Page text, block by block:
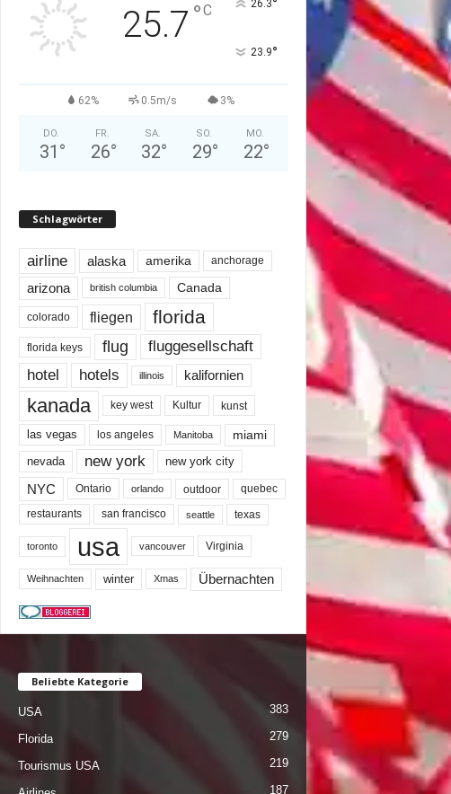
25.7 °C 26.3°
23.9°
62% 0.5m/s 3%
DO.
31 °
FR.
26°
SA.
32°
SO.
29°
MO.
22°
Schlagwörter
airline alaska amerika anchorage
arizona british columbia Canada
colorado fliegen florida
florida keys flug
fluggesellschaft
hotel
hotels illinois kalifornien
kanada key west Kultur kunst
las vegas los angeles Manitoba miami
nevada new york new york city
NYC Ontario orlando outdoor quebec
restaurants san francisco seattle texas
toronto usa vancouver Virginia
Weihnachten winter Xmas Übernachten
Beliebte Kategorie
USA 383
Florida 279
Tourismus USA 219
187